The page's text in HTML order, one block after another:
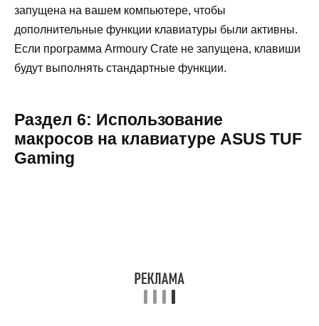
запущена на вашем компьютере, чтобы
дополнительные функции клавиатуры были активны.
Если программа Armoury Crate не запущена, клавиши
будут выполнять стандартные функции.
Раздел 6: Использование
макросов на клавиатуре ASUS TUF
Gaming